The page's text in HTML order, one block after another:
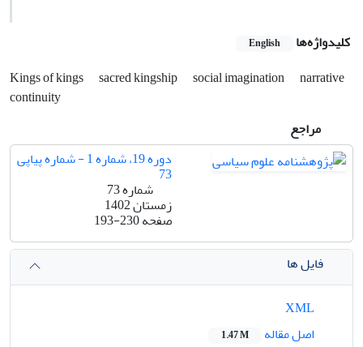
کلیدواژه‌ها English
Kings of kings sacred kingship social imagination
narrative
continuity
مراجع
دوره 19، شماره 1 - شماره پیاپی
73
شماره 73
زمستان 1402
صفحه193-230
فایل ها
اصل مقاله
1.47 M